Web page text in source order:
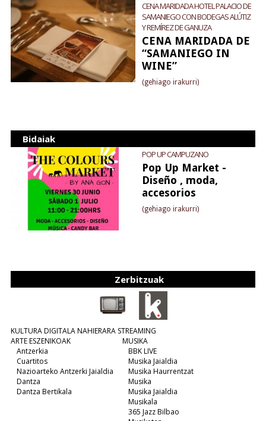
CENA MARIDADA HOTEL PALACIO DE
SAMANIEGO CON BODEGAS ALÚTIZ
Y REMÍREZ DE GANUZA
CENA MARIDADA DE
“SAMANIEGO IN
WINE”
(gehiago irakurri)
Bidaiak
POP UP CAMPUZANO
Pop Up Market -
Diseño , moda,
accesorios
(gehiago irakurri)
Zerbitzuak
KULTURA DIGITALA NAHIERARA STREAMING
ARTE ESZENIKOAK
Antzerkia
Cuartitos
Nazioarteko Antzerki Jaialdia
Dantza
Dantza Bertikala
MUSIKA
BBK LIVE
Musika Jaialdia
Musika Haurrentzat
Musika
Musika Jaialdia
Musikala
365 Jazz Bilbao